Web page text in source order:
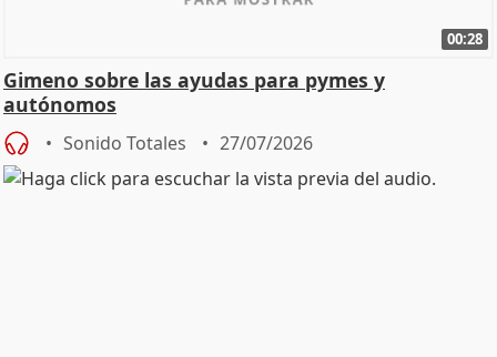
00:28
Gimeno sobre las ayudas para pymes y
autónomos
Sonido Totales 27/07/2026